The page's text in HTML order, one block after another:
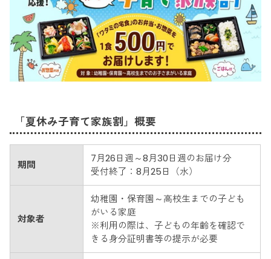
「夏休み子育て家族割」概要
期間
7月26日週～8月30日週のお届け分
受付終了：8月25日（水）
対象者
幼稚園・保育園～高校生までの子ども
がいる家庭
※利用の際は、子どもの年齢を確認で
きる身分証明書等の提示が必要